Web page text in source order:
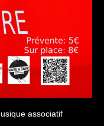
associatif